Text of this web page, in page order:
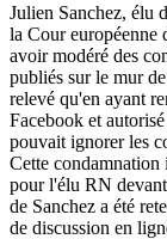
Julien Sanchez, élu
la Cour européenne
avoir modéré des
publiés sur le mur
relevé qu'en ayant
Facebook et
pouvait ignorer les
Cette condamnation
pour l'élu RN
de Sanchez a été
de discussion en